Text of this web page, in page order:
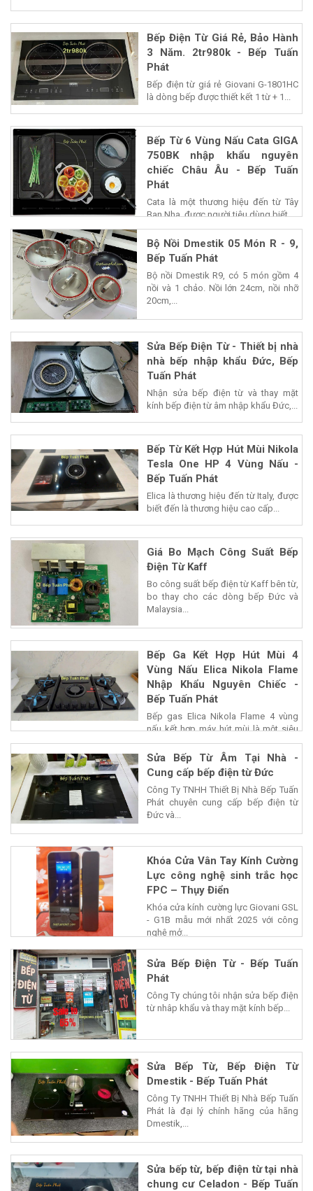
Bếp Điện Từ Giá Rẻ, Bảo Hành
3 Năm. 2tr980k - Bếp Tuấn
Phát
Bếp điện từ giá rẻ Giovani G-1801HC
là dòng bếp được thiết kết 1 từ + 1...
Bếp Từ 6 Vùng Nấu Cata GIGA
750BK nhập khẩu nguyên
chiếc Châu Âu - Bếp Tuấn
Phát
Cata là một thương hiệu đến từ Tây
Ban Nha, được người tiêu dùng biết...
Bộ Nồi Dmestik 05 Món R - 9,
Bếp Tuấn Phát
Bộ nồi Dmestik R9, có 5 món gồm 4
nồi và 1 chảo. Nồi lớn 24cm, nồi nhỡ
20cm,...
Sửa Bếp Điện Từ - Thiết bị nhà
nhà bếp nhập khẩu Đức, Bếp
Tuấn Phát
Nhận sửa bếp điện từ và thay mặt
kính bếp điện từ âm nhập khẩu Đức,...
Bếp Từ Kết Hợp Hút Mùi Nikola
Tesla One HP 4 Vùng Nấu -
Bếp Tuấn Phát
Elica là thương hiệu đến từ Italy, được
biết đến là thương hiệu cao cấp...
Giá Bo Mạch Công Suất Bếp
Điện Từ Kaff
Bo công suất bếp điện từ Kaff bên từ,
bo thay cho các dòng bếp Đức và
Malaysia...
Bếp Ga Kết Hợp Hút Mùi 4
Vùng Nấu Elica Nikola Flame
Nhập Khẩu Nguyên Chiếc -
Bếp Tuấn Phát
Bếp gas Elica Nikola Flame 4 vùng
nấu kết hợp máy hút mùi là một siêu
phẩm của...
Sửa Bếp Từ Âm Tại Nhà -
Cung cấp bếp điện từ Đức
Công Ty TNHH Thiết Bị Nhà Bếp Tuấn
Phát chuyên cung cấp bếp điện từ
Đức và...
Khóa Cửa Vân Tay Kính Cường
Lực công nghệ sinh trắc học
FPC – Thụy Điển
Khóa cửa kính cường lực Giovani GSL
- G1B mẫu mới nhất 2025 với công
nghệ mở...
Sửa Bếp Điện Từ - Bếp Tuấn
Phát
Công Ty chúng tôi nhận sửa bếp điện
từ nhâp khẩu và thay mặt kính bếp...
Sửa Bếp Từ, Bếp Điện Từ
Dmestik - Bếp Tuấn Phát
Công Ty TNHH Thiết Bị Nhà Bếp Tuấn
Phát là đại lý chính hãng của hãng
Dmestik,...
Sửa bếp từ, bếp điện từ tại nhà
chung cư Celadon - Bếp Tuấn